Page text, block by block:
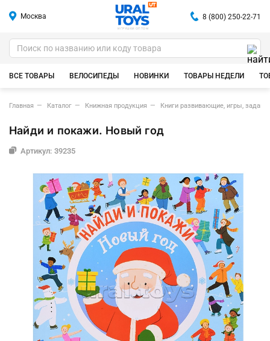
Москва
ИГРУШКИ ОПТОМ
8 (800) 250-22-71
ВСЕ ТОВАРЫ ВЕЛОСИПЕДЫ НОВИНКИ ТОВАРЫ НЕДЕЛИ
Главная Каталог Книжная продукция Книги развивающие, игры,
Найди и покажи. Новый год
Артикул: 39235